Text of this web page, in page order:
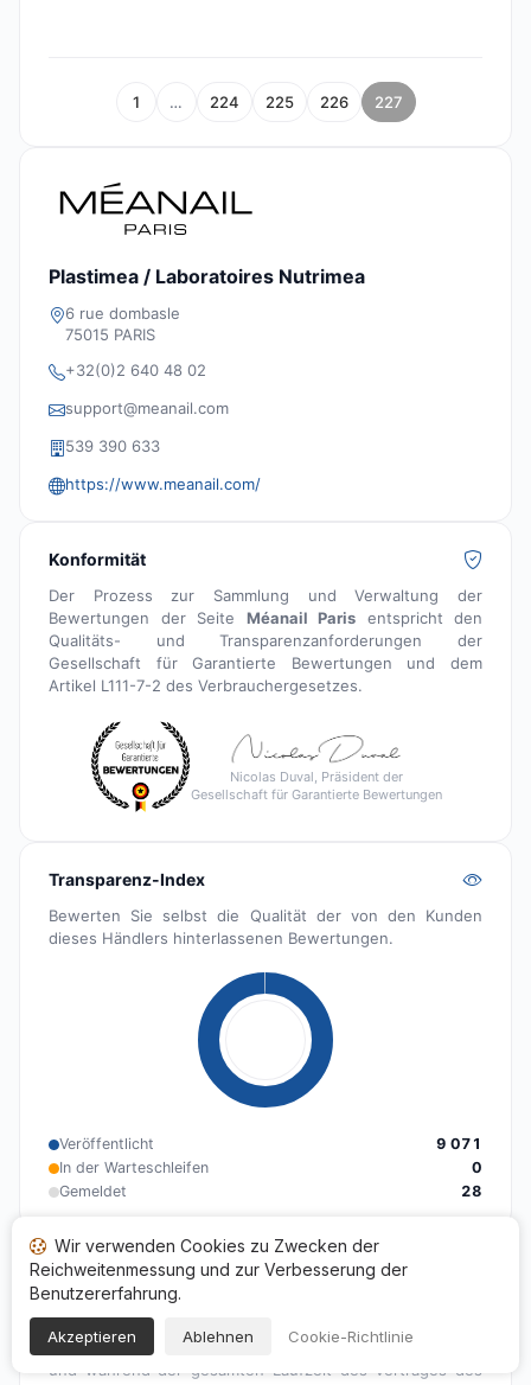
1 … 224 225 226 227
Plastimea / Laboratoires Nutrimea
6 rue dombasle
75015 PARIS
+32(0)2 640 48 02
support@meanail.com
539 390 633
https://www.meanail.com/
Konformität
Der Prozess zur Sammlung und Verwaltung der
Bewertungen der Seite Méanail Paris entspricht den
Qualitäts- und Transparenzanforderungen der
Gesellschaft für Garantierte Bewertungen und dem
Artikel L111-7-2 des Verbrauchergesetzes.
Nicolas Duval, Präsident der
Gesellschaft für Garantierte Bewertungen
Transparenz-Index
Bewerten Sie selbst die Qualität der von den Kunden
dieses Händlers hinterlassenen Bewertungen.
Veröffentlicht
9 071
In der Warteschleifen
0
Gemeldet
28
Impressum
Gemäß Artikel L111-7-2 des Verbrauchergesetzes
unterliegen die Bewertungen einer Kontrolle, werden in
absteigender chronologischer Reihenfolge klassifiziert
und während der gesamten Laufzeit des Vertrages des
Wir verwenden Cookies zu Zwecken der
Reichweitenmessung und zur Verbesserung der
Benutzererfahrung.
Akzeptieren Ablehnen Cookie-Richtlinie